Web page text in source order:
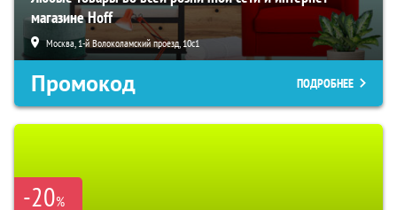
магазине Hoff
Москва, 1-й Волоколамский проезд, 10с1
Промокод ПОДРОБНЕЕ
-20%